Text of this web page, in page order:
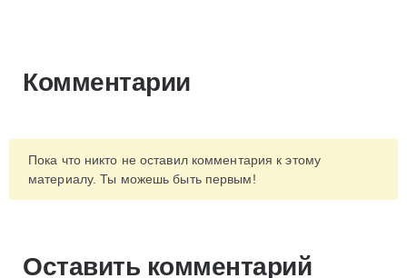
Комментарии
Пока что никто не оставил комментария к этому
материалу. Ты можешь быть первым!
Оставить комментарий